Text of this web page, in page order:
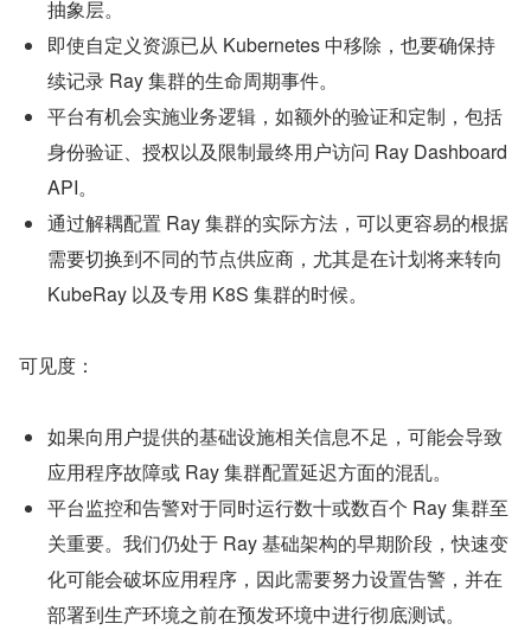
抽象层。
即使自定义资源已从 Kubernetes 中移除，也要确保持
续记录 Ray 集群的生命周期事件。
平台有机会实施业务逻辑，如额外的验证和定制，包括
身份验证、授权以及限制最终用户访问 Ray Dashboard
API。
通过解耦配置 Ray 集群的实际方法，可以更容易的根据
需要切换到不同的节点供应商，尤其是在计划将来转向
KubeRay 以及专用 K8S 集群的时候。
可见度：
如果向用户提供的基础设施相关信息不足，可能会导致
应用程序故障或 Ray 集群配置延迟方面的混乱。
平台监控和告警对于同时运行数十或数百个 Ray 集群至
关重要。我们仍处于 Ray 基础架构的早期阶段，快速变
化可能会破坏应用程序，因此需要努力设置告警，并在
部署到生产环境之前在预发环境中进行彻底测试。